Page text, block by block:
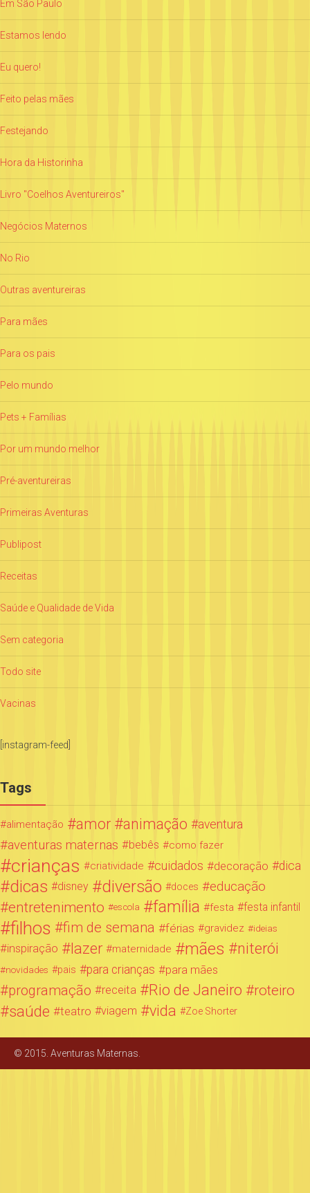
Em São Paulo
Estamos lendo
Eu quero!
Feito pelas mães
Festejando
Hora da Historinha
Livro "Coelhos Aventureiros"
Negócios Maternos
No Rio
Outras aventureiras
Para mães
Para os pais
Pelo mundo
Pets + Famílias
Por um mundo melhor
Pré-aventureiras
Primeiras Aventuras
Publipost
Receitas
Saúde e Qualidade de Vida
Sem categoria
Todo site
Vacinas
[instagram-feed]
Tags
alimentação amor animação aventura
aventuras maternas bebês como fazer
crianças criatividade cuidados decoração dica
dicas disney diversão doces educação
entretenimento escola família festa festa infantil
filhos fim de semana férias gravidez ideias
inspiração lazer maternidade mães niterói
novidades pais para crianças para mães
programação receita Rio de Janeiro roteiro
saúde teatro viagem vida Zoe Shorter
© 2015. Aventuras Maternas.